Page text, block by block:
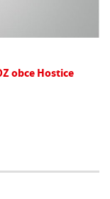
obce Hostice